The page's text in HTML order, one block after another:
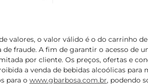
valores, o valor válido é o do carrinho
de fraude. A fim de garantir o acesso
por cliente. Os preços, ofertas e
a venda de bebidas alcoólicas
para o www.gbarbosa.com.br, podendo